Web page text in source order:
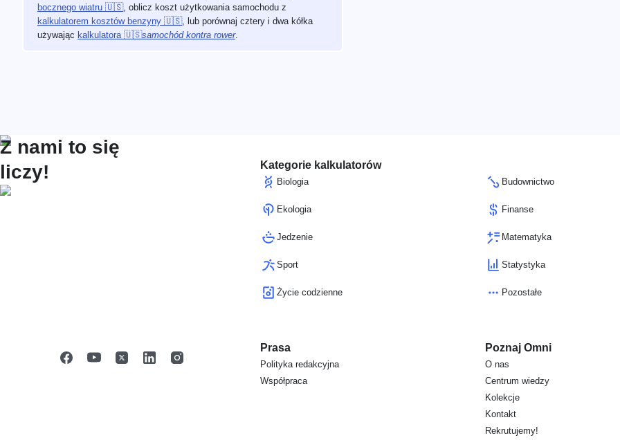
bocznego wiatru 🇺🇸, oblicz koszt użytkowania samochodu z
kalkulatorem kosztów benzyny 🇺🇸, lub porównaj cztery i dwa kółka
używając kalkulatora 🇺🇸samochód kontra rower.
Z nami to się
liczy!
Kategorie kalkulatorów
Biologia Budownictwo
Ekologia Finanse
Jedzenie Matematyka
Sport Statystyka
Życie codzienne Pozostałe
Prasa
Polityka redakcyjna
Współpraca
Poznaj Omni
O nas
Centrum wiedzy
Kolekcje
Kontakt
Rekrutujemy!